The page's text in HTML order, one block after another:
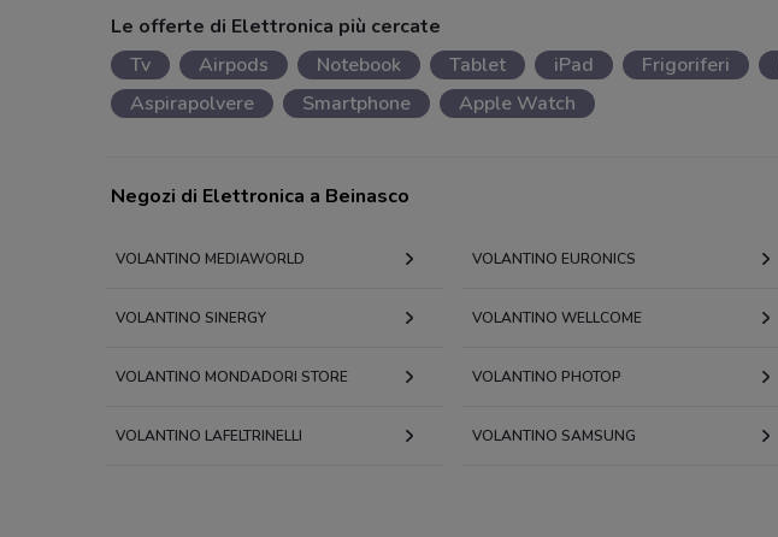
Le offerte di Elettronica più cercate
Tv
Airpods Notebook Tablet iPad Frigoriferi
Aspirapolvere
Smartphone Apple Watch
Negozi di Elettronica a Beinasco
VOLANTINO MEDIAWORLD VOLANTINO EURONICS
VOLANTINO SINERGY VOLANTINO WELLCOME
VOLANTINO MONDADORI STORE VOLANTINO PHOTOP
VOLANTINO LAFELTRINELLI VOLANTINO SAMSUNG